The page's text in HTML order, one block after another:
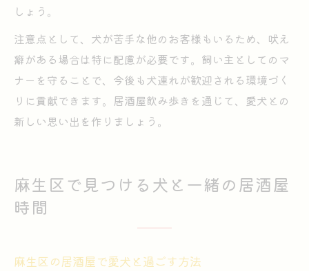
しょう。
注意点として、犬が苦手な他のお客様もいるため、吠え
癖がある場合は特に配慮が必要です。飼い主としてのマ
ナーを守ることで、今後も犬連れが歓迎される環境づく
りに貢献できます。居酒屋飲み歩きを通じて、愛犬との
新しい思い出を作りましょう。
麻生区で見つける犬と一緒の居酒屋
時間
麻生区の居酒屋で愛犬と過ごす方法